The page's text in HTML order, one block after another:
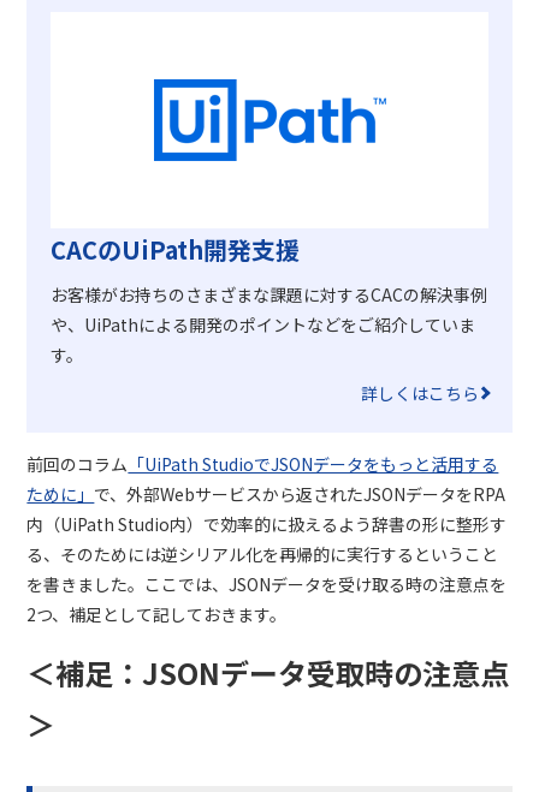
CACのUiPath開発支援
お客様がお持ちのさまざまな課題に対するCACの解決事例
や、 UiPathによる開発のポイントなどをご紹介していま
す。
詳しくはこちら
前回のコラム 「UiPath StudioでJSONデータをもっと活用する
ために」 で、外部Webサービスから返されたJSONデータをRPA
内（UiPath Studio内）で効率的に扱えるよう辞書の形に整形す
る、そのためには逆シリアル化を再帰的に実行するということ
を書きました。ここでは、JSONデータを受け取る時の注意点を
2つ、補足として記しておきます。
＜補足：JSONデータ受取時の注意点
＞